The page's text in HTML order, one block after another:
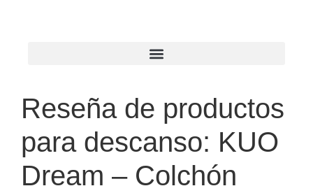
Reseña de productos
para descanso: KUO
Dream – Colchón